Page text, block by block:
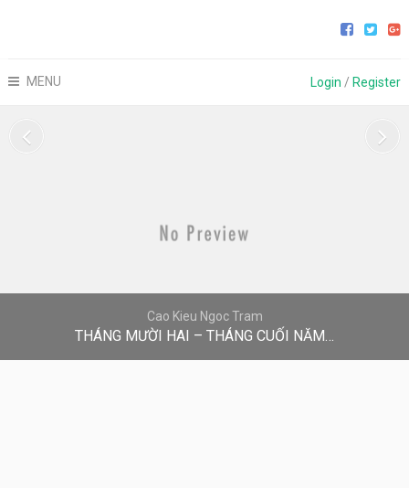
MENU Login / Register
Cao Kieu Ngoc Tram
THÁNG MƯỜI HAI – THÁNG CUỐI NĂM…